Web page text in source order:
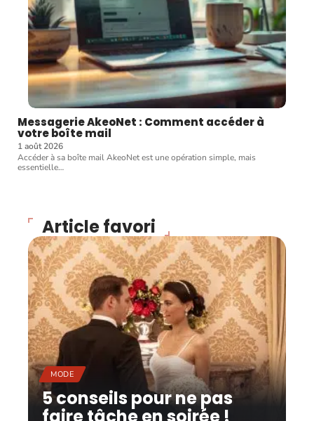
Messagerie AkeoNet : Comment accéder à
votre boîte mail
1 août 2026
Accéder à sa boîte mail AkeoNet est une opération simple, mais
essentielle…
Article favori
MODE
5 conseils pour ne pas
faire tâche en soirée !